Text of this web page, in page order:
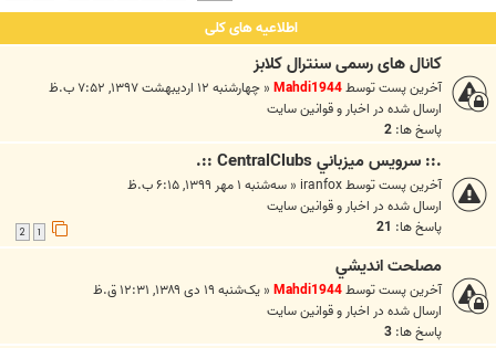
اطلاعیه های کلی
کانال های رسمی سنترال کلابز
آخرین پست توسطMahdi1944
« چهارشنبه ۱۲ اردیبهشت ۱۳۹۷, ۷:۵۲ ب.ظ
ارسال شده در اخبار و قوانين سايت
پاسخ ها: 2
.:: سرويس ميزباني CentralClubs ::.
آخرین پست توسطiranfox
« سه‌شنبه ۱ مهر ۱۳۹۹, ۶:۱۵ ب.ظ
ارسال شده در اخبار و قوانين سايت
پاسخ ها: 21
مصلحت انديشي
آخرین پست توسطMahdi1944
« یک‌شنبه ۱۹ دی ۱۳۸۹, ۱۲:۳۱ ق.ظ
ارسال شده در اخبار و قوانين سايت
پاسخ ها: 3